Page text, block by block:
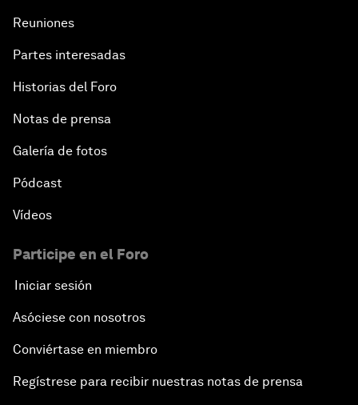
Reuniones
Partes interesadas
Historias del Foro
Notas de prensa
Galería de fotos
Pódcast
Vídeos
Participe en el Foro
Iniciar sesión
Asóciese con nosotros
Conviértase en miembro
Regístrese para recibir nuestras notas de prensa